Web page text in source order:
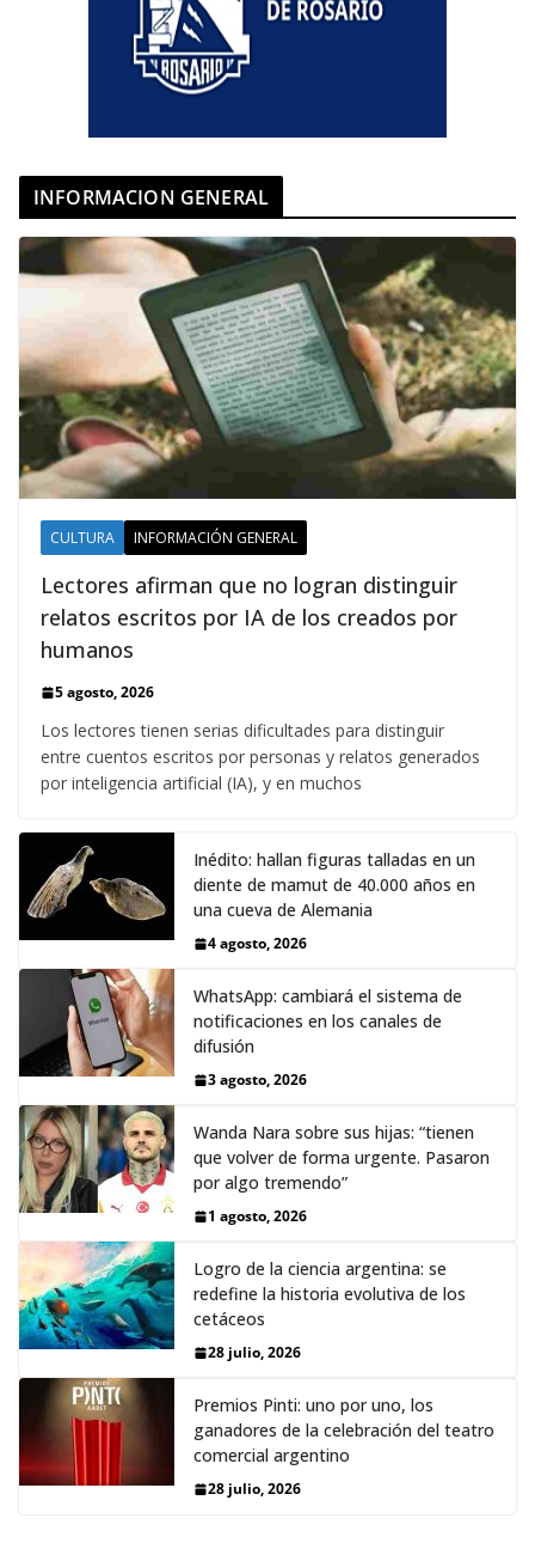
INFORMACION GENERAL
CULTURA INFORMACIÓN GENERAL
Lectores afirman que no logran distinguir
relatos escritos por IA de los creados por
humanos
5 agosto, 2026
Los lectores tienen serias dificultades para distinguir
entre cuentos escritos por personas y relatos generados
por inteligencia artificial (IA), y en muchos
Inédito: hallan figuras talladas en un
diente de mamut de 40.000 años en
una cueva de Alemania
4 agosto, 2026
WhatsApp: cambiará el sistema de
notificaciones en los canales de
difusión
3 agosto, 2026
Wanda Nara sobre sus hijas: “tienen
que volver de forma urgente. Pasaron
por algo tremendo”
1 agosto, 2026
Logro de la ciencia argentina: se
redefine la historia evolutiva de los
cetáceos
28 julio, 2026
Premios Pinti: uno por uno, los
ganadores de la celebración del teatro
comercial argentino
28 julio, 2026